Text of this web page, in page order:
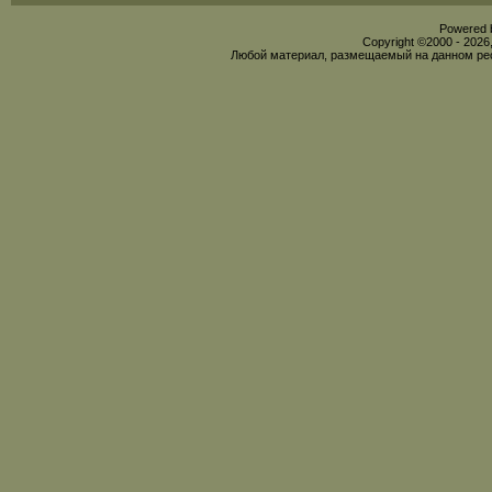
Powered
Copyright ©2000 -
Любой материал, размещаемый на данном